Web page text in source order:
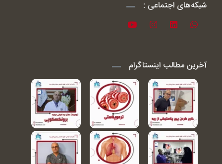
شبکه‌های اجتماعی :
آخرین مطالب اینستاگرام